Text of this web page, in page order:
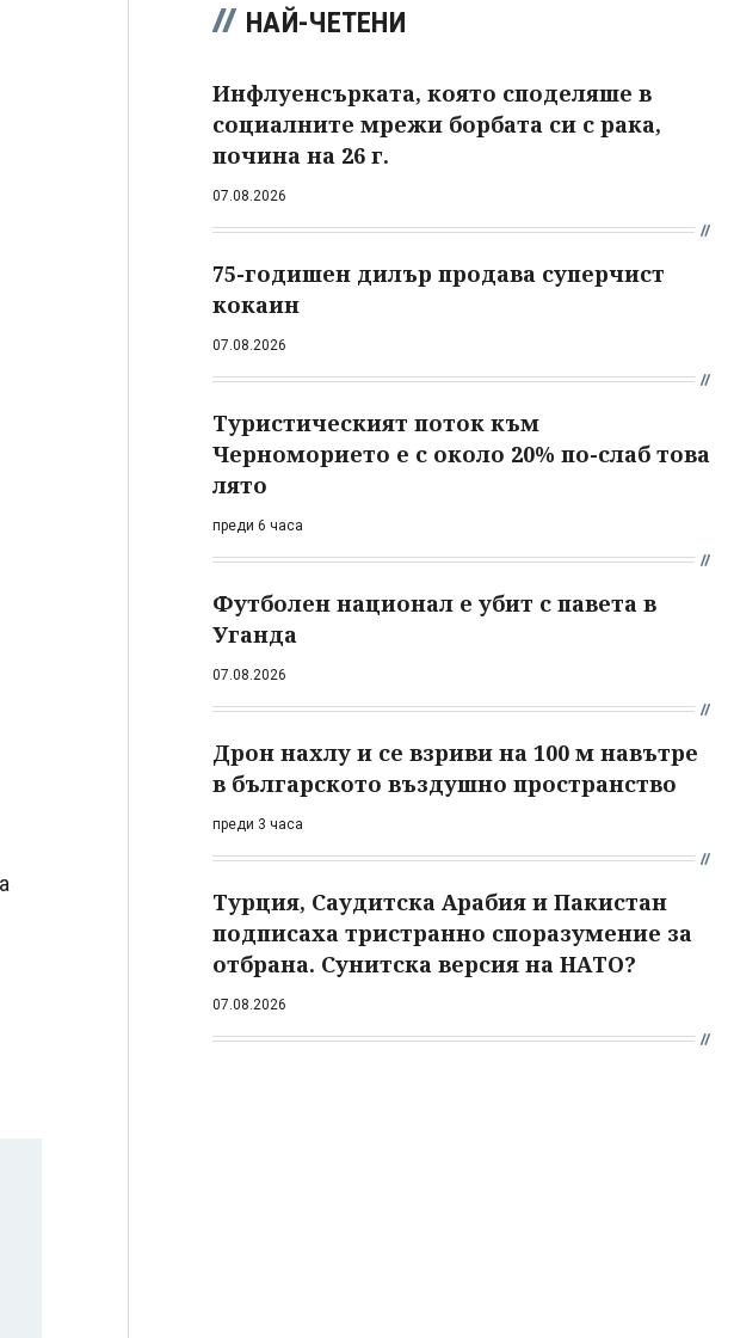
НАЙ-ЧЕТЕНИ
Инфлуенсърката, която споделяше в
социалните мрежи борбата си с рака,
почина на 26 г.
07.08.2026
75-годишен дилър продава суперчист
кокаин
07.08.2026
Туристическият поток към
Черноморието е с около 20% по-слаб това
лято
преди 6 часа
Футболен национал е убит с павета в
Уганда
07.08.2026
Дрон нахлу и се взриви на 100 м навътре
в българското въздушно пространство
преди 3 часа
Турция, Саудитска Арабия и Пакистан
подписаха тристранно споразумение за
отбрана. Сунитска версия на НАТО?
07.08.2026